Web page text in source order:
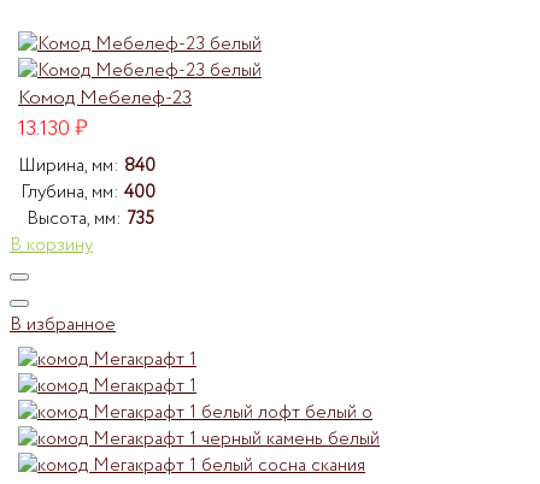
Комод Мебелеф-23
13.130₽
Ширина, мм: 840
Глубина, мм: 400
Высота, мм: 735
В корзину
В избранное